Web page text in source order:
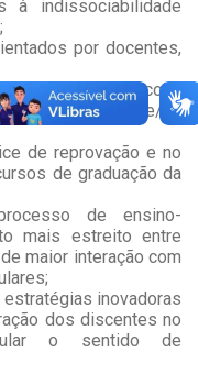
à indissociabilidade
por docentes,
rendimento escolar
de ensino e/ou
de reprovação e no
de graduação da
de ensino-
mais estreito entre
maior interação com
inovadoras
dos discentes no
o sentido de